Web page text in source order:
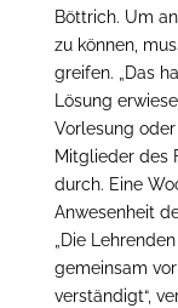
Böttrich. Um
zu können,
greifen. „Das
Lösung
Vorlesung
Mitglieder des
durch. Eine
Anwesenheit
„Die
gemeinsam
verständigt“,